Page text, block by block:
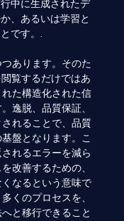
中に生成されたデ
、あるいは学習と
です。.
あります。そのた
覧するだけではあ
た構造化された信
逸脱、品質保証、
れることで、品質
盤となります。こ
れるエラーを減ら
改善するための、
なるという意味で
くのプロセスを、
と移行できること